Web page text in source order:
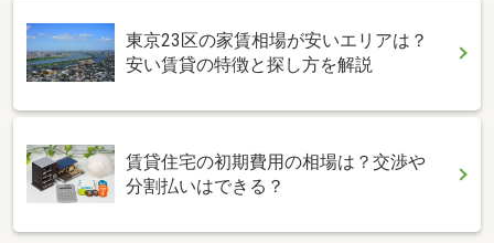
東京23区の家賃相場が安いエリアは？
安い賃貸の特徴と探し方を解説
賃貸住宅の初期費用の相場は？交渉や
分割払いはできる？